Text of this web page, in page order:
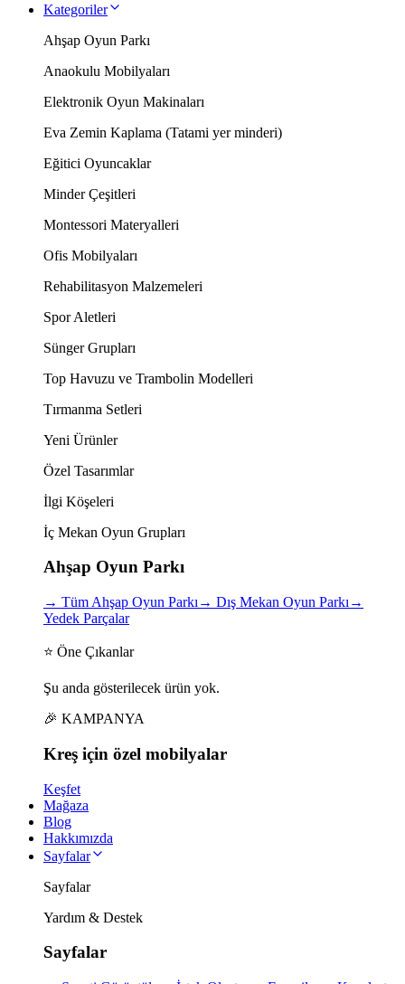
Kategoriler
Ahşap Oyun Parkı
Anaokulu Mobilyaları
Elektronik Oyun Makinaları
Eva Zemin Kaplama (Tatami yer minderi)
Eğitici Oyuncaklar
Minder Çeşitleri
Montessori Materyalleri
Ofis Mobilyaları
Rehabilitasyon Malzemeleri
Spor Aletleri
Sünger Grupları
Top Havuzu ve Trambolin Modelleri
Tırmanma Setleri
Yeni Ürünler
Özel Tasarımlar
İlgi Köşeleri
İç Mekan Oyun Grupları
Ahşap Oyun Parkı
→ Tüm Ahşap Oyun Parkı → Dış Mekan Oyun Parkı →
Yedek Parçalar
⭐ Öne Çıkanlar
Şu anda gösterilecek ürün yok.
🎉 KAMPANYA
Kreş için özel mobilyalar
Keşfet
Mağaza
Blog
Hakkımızda
Sayfalar
Sayfalar
Yardım & Destek
Sayfalar